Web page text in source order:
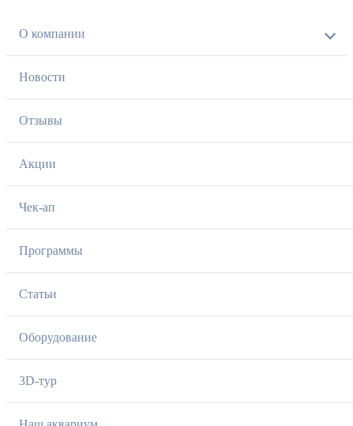
О компании
Новости
Отзывы
Акции
Чек-ап
Программы
Статьи
Оборудование
3D-тур